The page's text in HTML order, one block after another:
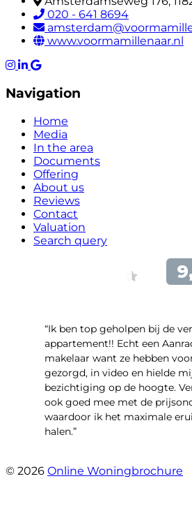
020 - 641 8694
www.voormamillenaar.nl
Navigation
Home
Media
In the area
Documents
Offering
About us
Reviews
Contact
Valuation
Search query
“Ik ben top geholpen bij de
appartement!! Echt een
makelaar want ze hebben
gezorgd, in video en hielde
bezichtiging op de hoogte.
ook goed mee met de
waardoor ik het maximale
halen.”
© 2026 Online Woningbrochure